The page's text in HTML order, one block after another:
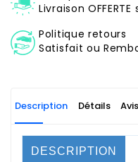
Livraison
Politique retours
Satisfait ou
Description Détails Avis
DESCRIPTION